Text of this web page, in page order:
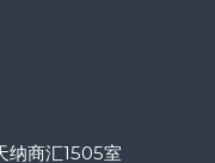
纳商汇1505室